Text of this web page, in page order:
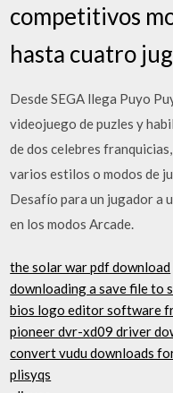
competitivos
hasta cuatro
Desde SEGA llega Puyo
videojuego de puzles y
de dos celebres
varios estilos o modos de
Desafío para un jugador a
en los modos Arcade.
the solar war pdf download
downloading a save file to
bios logo editor software
pioneer dvr-xd09 driver
convert vudu downloads
plisyqs